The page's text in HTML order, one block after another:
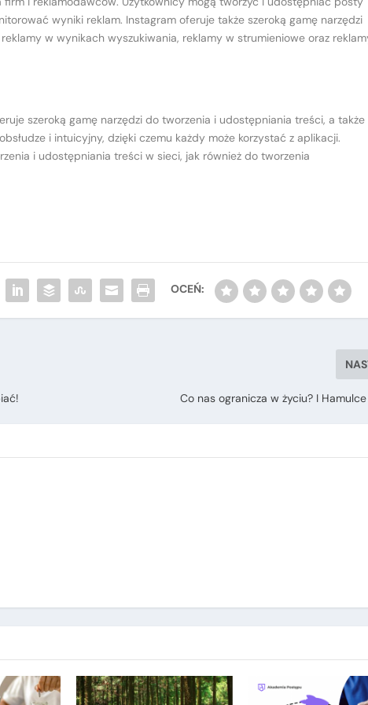
wyniki reklam. Instagram oferuje także szeroką gamę narzędzi
w wynikach wyszukiwania, reklamy w strumieniowe oraz
szeroką gamę narzędzi do tworzenia i udostępniania treści, a także
i intuicyjny, dzięki czemu każdy może korzystać z aplikacji.
i udostępniania treści w sieci, jak również do tworzenia
Co nas ogranicza w życiu? I